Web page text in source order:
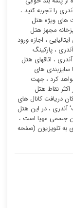
را تجربه کنید ،
‌های ویژه هتل
مجهز هتل
، اجازه ورود
، پارکینگ
، اتاقهای هتل
سایزبندی های
کرد ، جهت
نقاط هتل
دریافت کانال های
آندری ، در این هتل
جسمی مهیا است ،
به تلویزیون (صفحه